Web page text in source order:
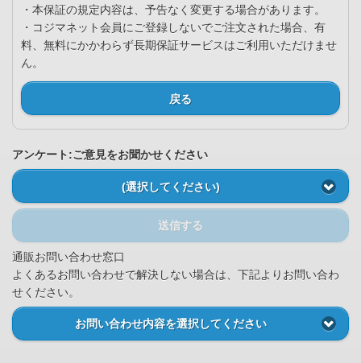
・本保証の規定内容は、予告なく変更する場合があります。
・コジマネット会員にご登録しないでご注文された場合、有
料、無料にかかわらず長期保証サービスはご利用いただけませ
ん。
戻る
アンケート:ご意見をお聞かせください
(選択してください)
送信する
通販お問い合わせ窓口
よくあるお問い合わせで解決しない場合は、下記よりお問い合わ
せください。
お問い合わせ内容を選択してください